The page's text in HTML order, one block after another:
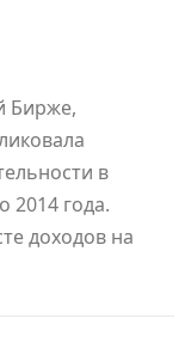
Бирже,
в
2014 года.
доходов на